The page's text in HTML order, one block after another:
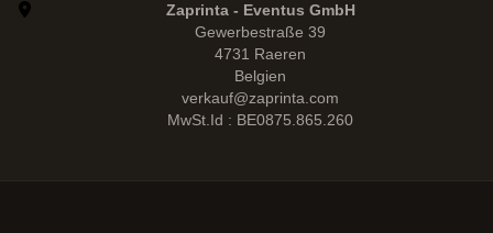
Zaprinta - Eventus GmbH
Gewerbestraße 39
4731 Raeren
Belgien
verkauf@zaprinta.com
MwSt.Id : BE0875.865.260